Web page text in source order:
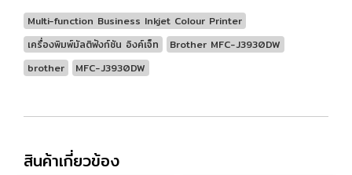
Multi-function Business Inkjet Colour Printer
เครื่องพิมพ์มัลติฟังก์ชัน อิงค์เจ็ท
Brother MFC-J3930DW
brother
MFC-J3930DW
สินค้าเกี่ยวข้อง